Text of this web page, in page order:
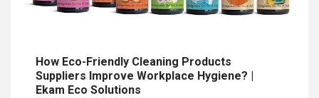
How Eco-Friendly Cleaning Products
Suppliers Improve Workplace Hygiene? |
Ekam Eco Solutions